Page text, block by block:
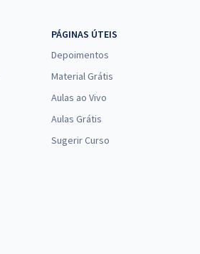
PÁGINAS ÚTEIS
Depoimentos
Material Grátis
Aulas ao Vivo
Aulas Grátis
Sugerir Curso